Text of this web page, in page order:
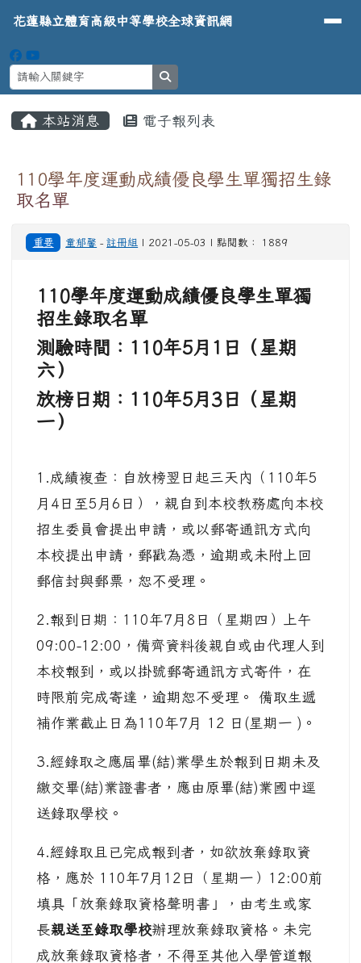
花蓮縣立體育高級中等學校全球資
導覽列
花蓮縣立體育高級中等學校全球資訊網
本站消息 電子報列表
110學年度運動成績優良學生單獨招生錄
取名單
重要 童郁馨 -註冊組 | 2021-05-03 | 點閱數： 1889
110學年度運動成績優良學生單獨
招生錄取名單
測驗時間：110年5月1日（星期
六）
放榜日期：110年5月3日
（星期
一）
1.成績複查：自放榜翌日起三天內（110年5
月4日至5月6日），親自到本校教務處向本校
招生委員會提出申請，或以郵寄通訊方式向
本校提出申請，郵戳為憑，逾期或未附上回
郵信封與郵票，恕不受理。
2.報到日期：110年7月8日（星期四）上午
09:00-12:00，備齊資料後親自或由代理人到
本校報到，或以掛號郵寄通訊方式寄件，在
時限前完成寄達，逾期恕不受理。 備取生遞
補作業截止日為110年7月 12 日(星期一 )。
3.經錄取之應屆畢(結)業學生於報到日期未及
繳交畢(結)業證書者，應由原畢(結)業國中逕
送錄取學校。
4.經錄取且已完成報到者，如欲放棄錄取資
格，應於 110年7月12日（星期一）12:00前
填具「放棄錄取資格聲明書」，由考生或家
長親送至錄取學校辦理放棄錄取資格。未完
成放棄錄取資格者，不得至其他入學管道報